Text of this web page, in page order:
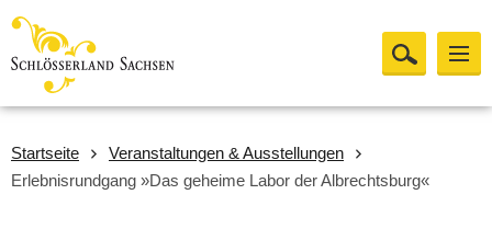
Startseite
Veranstaltungen & Ausstellungen
Erlebnisrundgang »Das geheime Labor der Albrechtsburg«